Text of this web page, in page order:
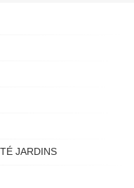
JARDINS